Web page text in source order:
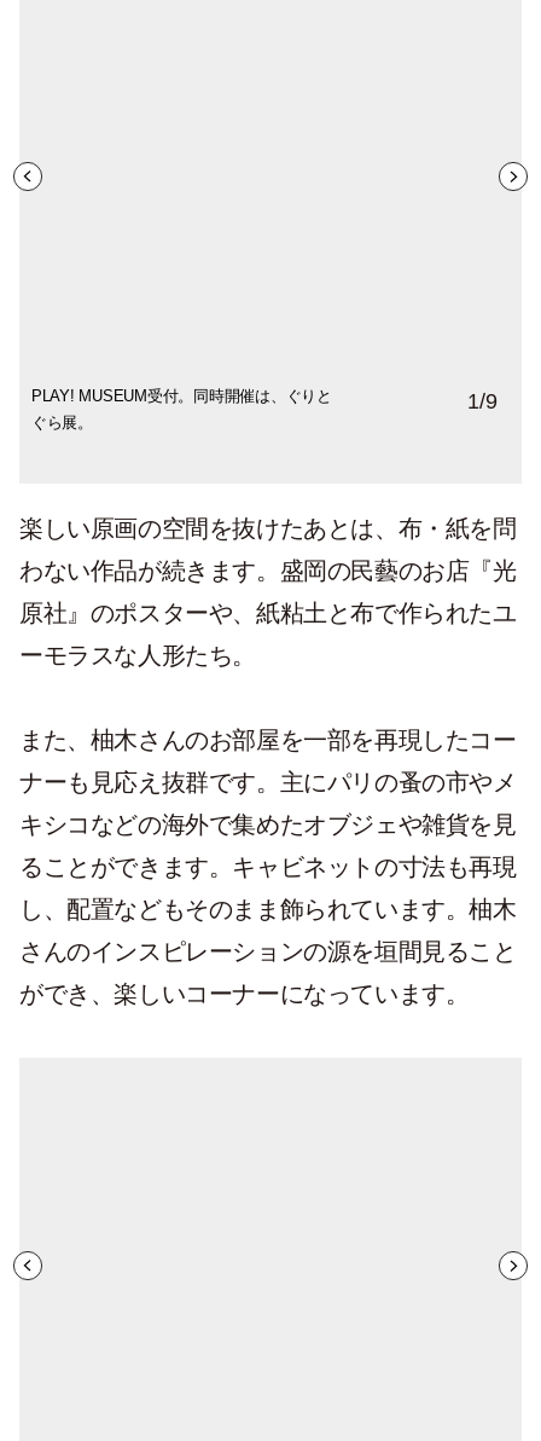
PLAY! MUSEUM受付。同時開催は、ぐりと
ぐら展。
展覧会の大きなポスター。文字の間のモチ
ーフは、展覧会に合わせて柚木さんが描き
展覧会入り口。
展覧会入り口。
絵の展示位置もリズミカルでユニーク。船
の話をモチーフにした絵本『おふねが ぎっ
谷川俊太郎さんが作を担当した『そしたら
そしたら』。
彩り豊かな絵本原画たち。
美術館がある立川在住のアーティスト・ 山
下洋輔さんのコンサートを描いた『つきよ
1/9
楽しい原画の空間を抜けたあとは、布・紙を問
わない作品が続きます。盛岡の民藝のお店『光
原社』のポスターや、紙粘土と布で作られたユ
ーモラスな人形たち。
また、柚木さんのお部屋を一部を再現したコー
ナーも見応え抜群です。主にパリの蚤の市やメ
キシコなどの海外で集めたオブジェや雑貨を見
ることができます。キャビネットの寸法も再現
し、配置などもそのまま飾られています。柚木
さんのインスピレーションの源を垣間見ること
ができ、楽しいコーナーになっています。